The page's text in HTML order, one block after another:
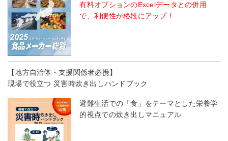
有料オプションのExcelデータとの併用
で、利便性が格段にアップ！
【地方自治体・支援関係者必携】
現場で役立つ 災害時炊き出しハンドブック
避難生活での「食」をテーマとした栄養学
的視点での炊き出しマニュアル